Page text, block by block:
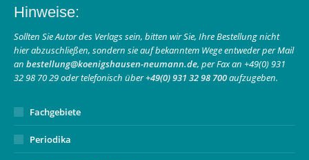
opens
in
new
window
opens
in
new
window
page
opens
in
new
window
Hinweise:
Sollten Sie Autor des Verlags sein, bitten wir Sie, Ihre Bestellung nicht
hier abzuschließen, sondern sie auf bekanntem Wege entweder per Mail
an bestellung@koenigshausen-neumann.de, per Fax an +49(0) 931
32 98 70 29 oder telefonisch über+49(0) 931 32 98 700aufzugeben.
Fachgebiete
Periodika